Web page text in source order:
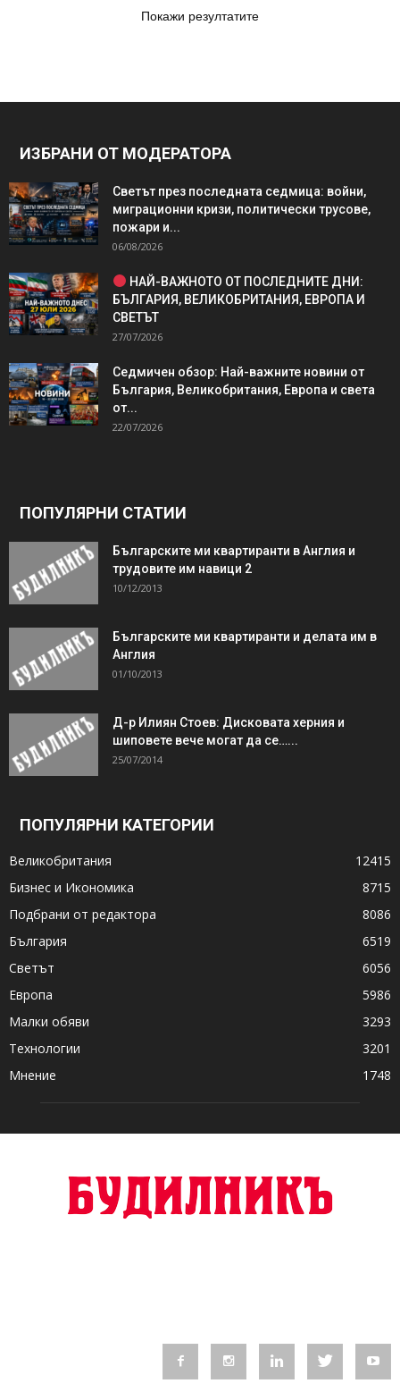
Покажи резултатите
ИЗБРАНИ ОТ МОДЕРАТОРА
Светът през последната седмица: войни,
миграционни кризи, политически трусове,
пожари и...
06/08/2026
НАЙ-ВАЖНОТО ОТ ПОСЛЕДНИТЕ ДНИ:
БЪЛГАРИЯ, ВЕЛИКОБРИТАНИЯ, ЕВРОПА И
СВЕТЪТ
27/07/2026
Седмичен обзор: Най-важните новини от
България, Великобритания, Европа и света
от...
22/07/2026
ПОПУЛЯРНИ СТАТИИ
Българските ми квартиранти в Англия и
трудовите им навици 2
10/12/2013
Българските ми квартиранти и делата им в
Англия
01/10/2013
Д-р Илиян Стоев: Дисковата херния и
шиповете вече могат да се…...
25/07/2014
ПОПУЛЯРНИ КАТЕГОРИИ
Великобритания
12415
Бизнес и Икономика
8715
Подбрани от редактора
8086
България
6519
Светът
6056
Европа
5986
Малки обяви
3293
Технологии
3201
Мнение
1748